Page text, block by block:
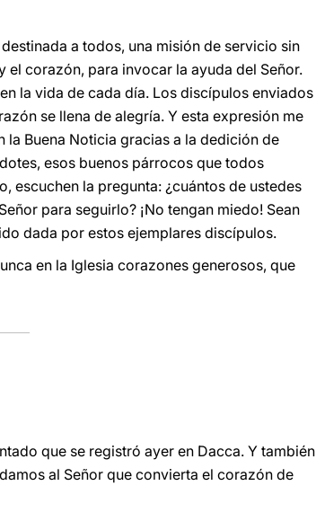
a todos, una misión de servicio sin
corazón, para invocar la ayuda del Señor.
la vida de cada día. Los discípulos enviados
se llena de alegría. Y esta expresión me
la Buena Noticia gracias a la dedición de
esos buenos párrocos que todos
escuchen la pregunta: ¿cuántos de ustedes
para seguirlo? ¡No tengan miedo! Sean
dada por estos ejemplares discípulos.
en la Iglesia corazones generosos, que
que se registró ayer en Dacca. Y también
al Señor que convierta el corazón de